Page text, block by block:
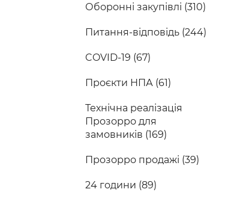
Оборонні закупівлі (310)
Питання-відповідь (244)
COVID-19 (67)
Проєкти НПА (61)
Технічна реалізація
Прозорро для
замовників (169)
Прозорро продажі (39)
24 години (89)